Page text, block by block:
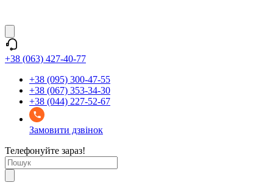
+38 (063) 427-40-77
+38 (095) 300-47-55
+38 (067) 353-34-30
+38 (044) 227-52-67
Замовити дзвінок
Телефонуйте зараз!